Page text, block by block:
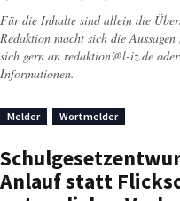
Für die Inhalte sind allein die
Redaktion macht sich die
sich gern an redaktion@l-iz.de
Informationen.
Melder Wortmelder
Anlauf statt